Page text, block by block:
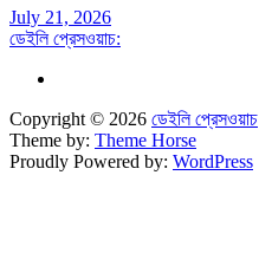
July 21, 2026
ডেইলি প্রেসওয়াচ:
Copyright © 2026 ডেইলি প্রেসওয়াচ
Theme by: Theme Horse
Proudly Powered by: WordPress